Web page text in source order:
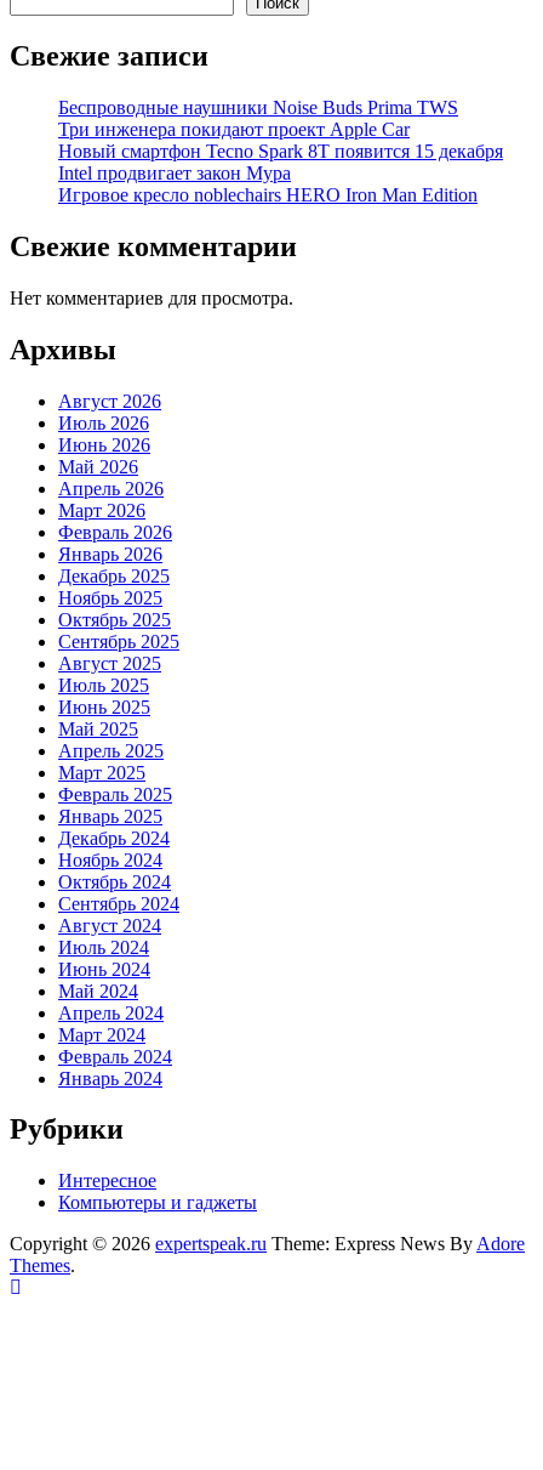
Свежие записи
Беспроводные наушники Noise Buds Prima TWS
Три инженера покидают проект Apple Car
Новый смартфон Tecno Spark 8T появится 15 декабря
Intel продвигает закон Мура
Игровое кресло noblechairs HERO Iron Man Edition
Свежие комментарии
Нет комментариев для просмотра.
Архивы
Август 2026
Июль 2026
Июнь 2026
Май 2026
Апрель 2026
Март 2026
Февраль 2026
Январь 2026
Декабрь 2025
Ноябрь 2025
Октябрь 2025
Сентябрь 2025
Август 2025
Июль 2025
Июнь 2025
Май 2025
Апрель 2025
Март 2025
Февраль 2025
Январь 2025
Декабрь 2024
Ноябрь 2024
Октябрь 2024
Сентябрь 2024
Август 2024
Июль 2024
Июнь 2024
Май 2024
Апрель 2024
Март 2024
Февраль 2024
Январь 2024
Рубрики
Интересное
Компьютеры и гаджеты
Copyright © 2026 expertspeak.ru Theme: Express News By Adore
Themes.